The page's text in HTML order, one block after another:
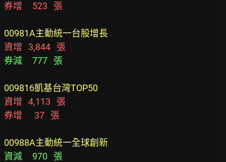
券增     523   張
00981A主動統一台股增長
資增   3,844   張
券減     777   張
009816凱基台灣TOP50
資增   4,113   張
券增      37   張
00988A主動統一全球創新
資減     970   張